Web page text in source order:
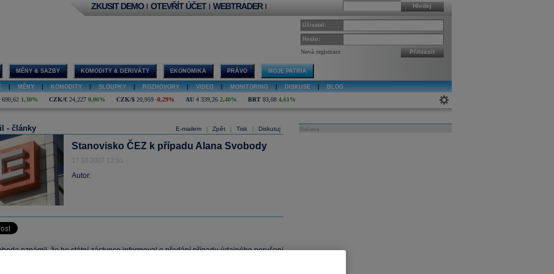
Hledej
ZKUSIT DEMO | OTEVŘÍT ÚČET | WEBTRADER |
Uživatel:
Heslo:
Nová registrace Přihlásit
MĚNY & SAZBY KOMODITY & DERIVÁTY EKONOMIKA PRÁVO MOJE PATRIA
MĚNY KOMODITY SLOUPKY ROZHOVORY VIDEO MONITORING DISKUSE BLOG
690,62 1,30% CZK/€ 24,227 0,06% CZK/$ 20,959 -0,29% AU 4 339,26 2,40% BRT 83,08 4,61%
E-mailem Zpět Tisk Diskutuj
- články
Stanovisko ČEZ k případu Alana Svobody
17.10.2007 12:53
Autor:
oznámil, že ho státní zástupce informoval o předání případu údajného porušení
Reklama